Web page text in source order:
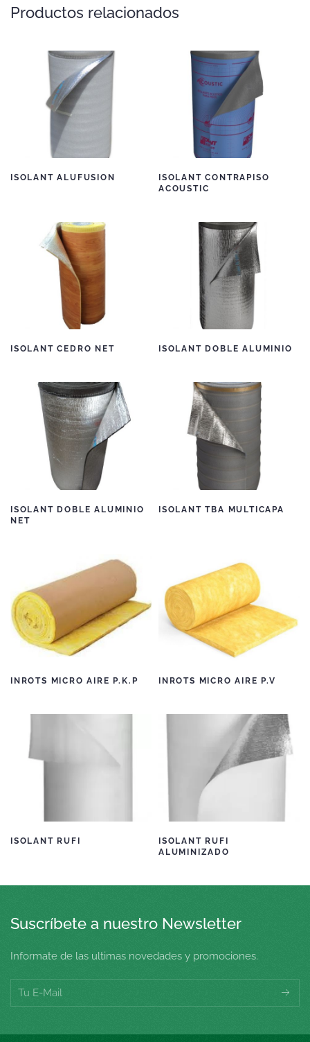
Productos relacionados
ISOLANT ALUFUSION
ISOLANT CONTRAPISO
ACOUSTIC
ISOLANT CEDRO NET ISOLANT DOBLE ALUMINIO
ISOLANT DOBLE ALUMINIO
NET
ISOLANT TBA MULTICAPA
INROTS MICRO AIRE P.K.P INROTS MICRO AIRE P.V
ISOLANT RUFI
ISOLANT RUFI
ALUMINIZADO
Suscríbete a nuestro Newsletter
Informate de las ultimas novedades y promociones.